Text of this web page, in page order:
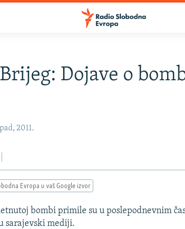
Dojave o
2011.
Evropa u vaš Google izvor
bombi primile su u poslepodnevnim
sarajevski mediji.